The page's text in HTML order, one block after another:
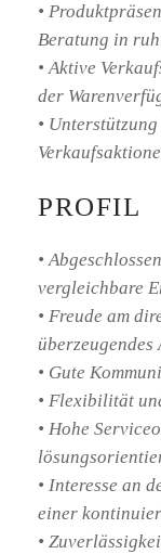
•
Beratung in
• Aktive
der
•
PROFIL
•
vergleichbare
• Freude am
überzeugendes
• Gute
• Flexibilität
• Hohe
• Interesse an
einer
•